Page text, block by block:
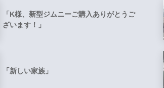
「K様、新型ジムニーご購入ありがとうご
ざいます！」
「新しい家族」